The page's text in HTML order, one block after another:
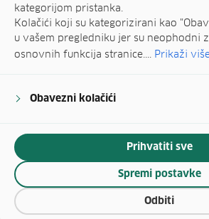
kategorijom pristanka.
Kolačići koji su kategorizirani kao
u vašem pregledniku jer su neophodni
osnovnih funkcija stranice.... Prikaži
Obavezni kolačići
Odbiti
Spremi postavke
Prihvatiti sve